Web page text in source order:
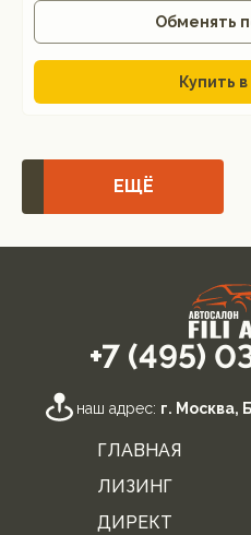
Обменять
Купить
ЕЩЁ
+7 (495)
наш адрес: г. Москва,
ГЛАВНАЯ
ЛИЗИНГ
ДИРЕКТ